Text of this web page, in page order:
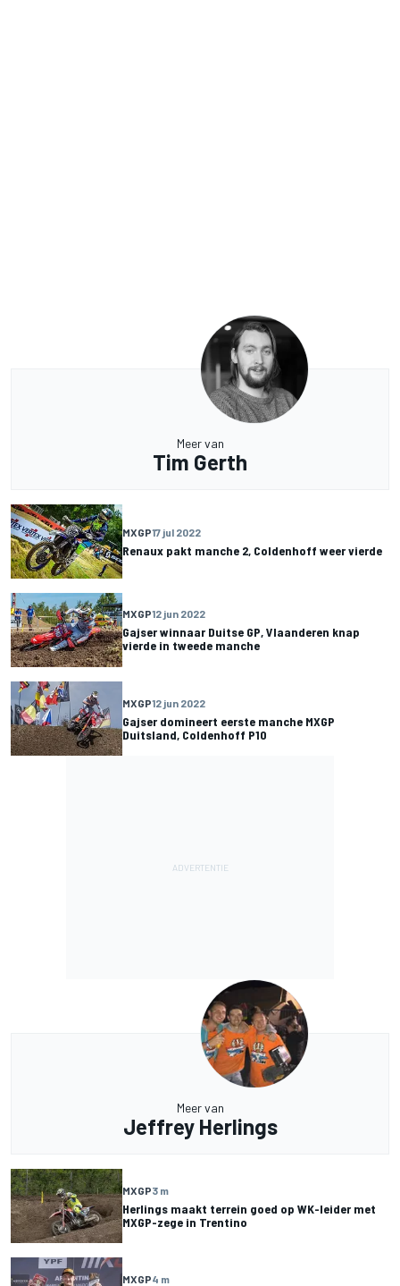
Meer van
Tim Gerth
MXGP17 jul 2022
Renaux pakt manche 2, Coldenhoff weer vierde
MXGP12 jun 2022
Gajser winnaar Duitse GP, Vlaanderen knap
vierde in tweede manche
MXGP12 jun 2022
Gajser domineert eerste manche MXGP
Duitsland, Coldenhoff P10
Meer van
Jeffrey Herlings
MXGP3 m
Herlings maakt terrein goed op WK-leider met
MXGP-zege in Trentino
MXGP4 m